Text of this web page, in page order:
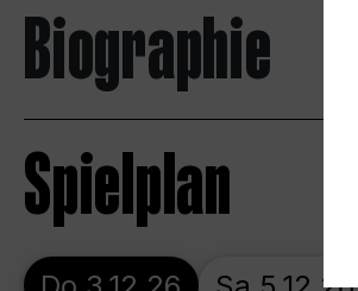
Biographie
Spielplan